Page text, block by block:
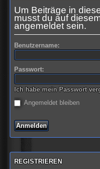
Um Beiträge in
musst du auf
angemeldet sein.
Benutzername:
Passwort:
Ich habe mein Passwort
Angemeldet bleiben
REGISTRIEREN